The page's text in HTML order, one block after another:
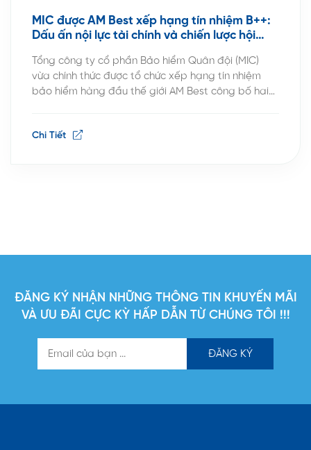
MIC được AM Best xếp hạng tín nhiệm B++:
Dấu ấn nội lực tài chính và chiến lược hội
Tổng công ty cổ phần Bảo hiểm Quân đội (MIC)
vừa chính thức được tổ chức xếp hạng tín nhiệm
bảo hiểm hàng đầu thế giới AM Best công bố hai
(Tốt) về tín nhiệm […]
Chi Tiết
ĐĂNG KÝ NHẬN NHỮNG THÔNG TIN KHUYẾN MÃI
VÀ ƯU ĐÃI CỰC KỲ HẤP DẪN TỪ CHÚNG TÔI !!!